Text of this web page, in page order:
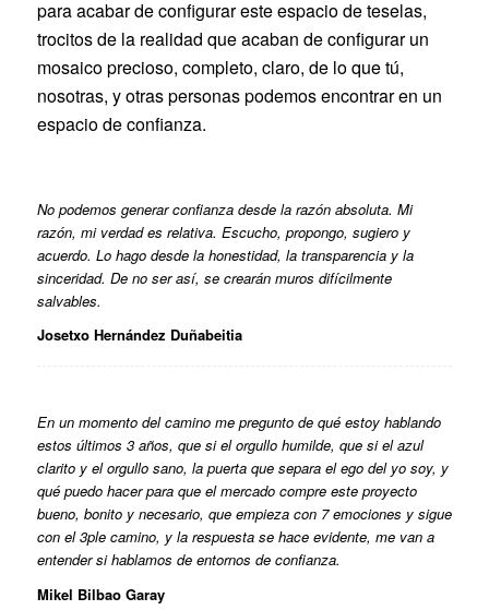
para acabar de configurar este espacio de teselas,
trocitos de la realidad que acaban de configurar un
mosaico precioso, completo, claro, de lo que tú,
nosotras, y otras personas podemos encontrar en un
espacio de confianza.
No podemos generar confianza desde la razón absoluta. Mi
razón, mi verdad es relativa. Escucho, propongo, sugiero y
acuerdo. Lo hago desde la honestidad, la transparencia y la
sinceridad. De no ser así, se crearán muros difícilmente
salvables.
Josetxo Hernández Duñabeitia
En un momento del camino me pregunto de qué estoy hablando
estos últimos 3 años, que si el orgullo humilde, que si el azul
clarito y el orgullo sano, la puerta que separa el ego del yo soy, y
qué puedo hacer para que el mercado compre este proyecto
bueno, bonito y necesario, que empieza con 7 emociones y sigue
con el 3ple camino, y la respuesta se hace evidente, me van a
entender si hablamos de entornos de confianza.
Mikel Bilbao Garay